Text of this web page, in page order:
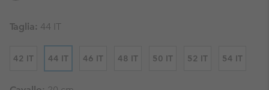
Taglia: 44 IT
42 IT 44 IT 46 IT 48 IT 50 IT 52 IT 54 IT